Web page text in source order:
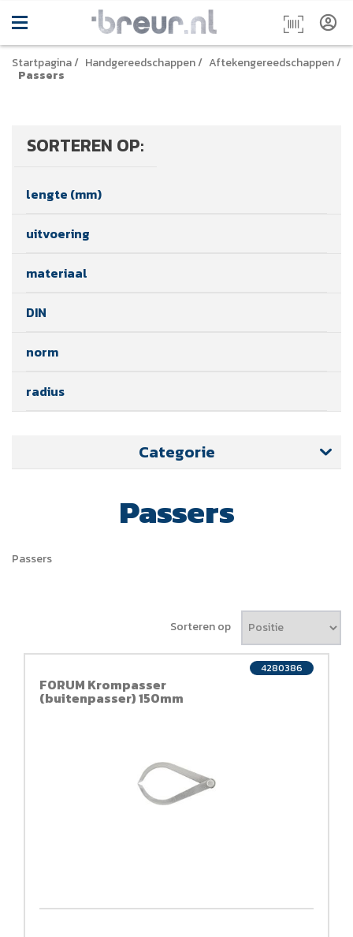
Startpagina/ Handgereedschappen/ Aftekengereedschappen/
Passers
SORTEREN OP:
lengte (mm)
uitvoering
materiaal
DIN
norm
radius
Categorie
Passers
Passers
Sorteren op
FORUM Krompasser
(buitenpasser) 150mm
4280386